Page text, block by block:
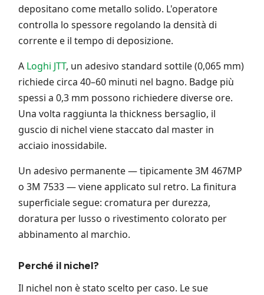
depositano come metallo solido. L'operatore
controlla lo spessore regolando la densità di
corrente e il tempo di deposizione.
A Loghi JTT, un adesivo standard sottile (0,065 mm)
richiede circa 40–60 minuti nel bagno. Badge più
spessi a 0,3 mm possono richiedere diverse ore.
Una volta raggiunta la thickness bersaglio, il
guscio di nichel viene staccato dal master in
acciaio inossidabile.
Un adesivo permanente — tipicamente 3M 467MP
o 3M 7533 — viene applicato sul retro. La finitura
superficiale segue: cromatura per durezza,
doratura per lusso o rivestimento colorato per
abbinamento al marchio.
Perché il nichel?
Il nichel non è stato scelto per caso. Le sue